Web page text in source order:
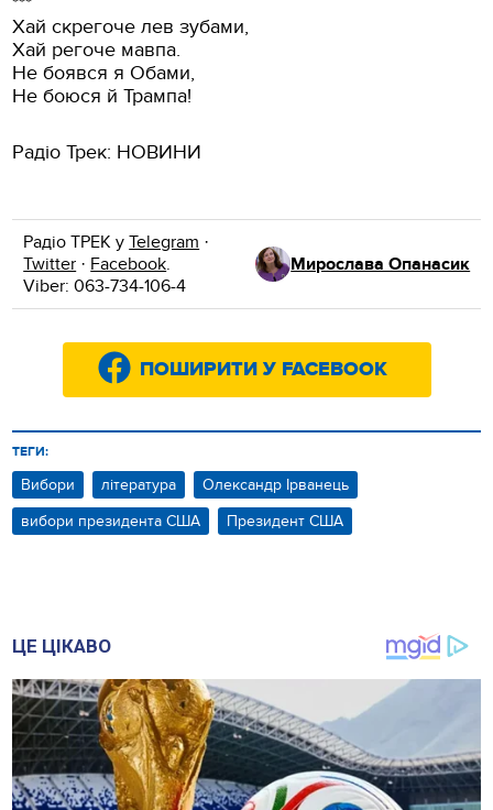
Хай скрегоче лев зубами,
Хай регоче мавпа.
Не боявся я Обами,
Не боюся й Трампа!
Радіо Трек: НОВИНИ
Радіо ТРЕК уTelegram ·
Twitter · Facebook.
Viber: 063-734-106-4
Мирослава Опанасик
ПОШИРИТИ У FACEBOOK
ТЕГИ:
Вибори література
Олександр Ірванець
вибори президента США
Президент США
ЦЕ ЦІКАВО